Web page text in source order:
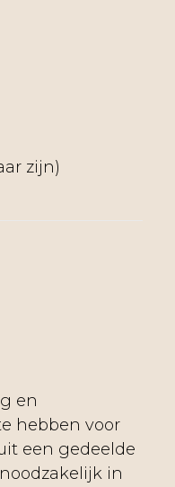
zijn)
en
hebben voor
een gedeelde
in